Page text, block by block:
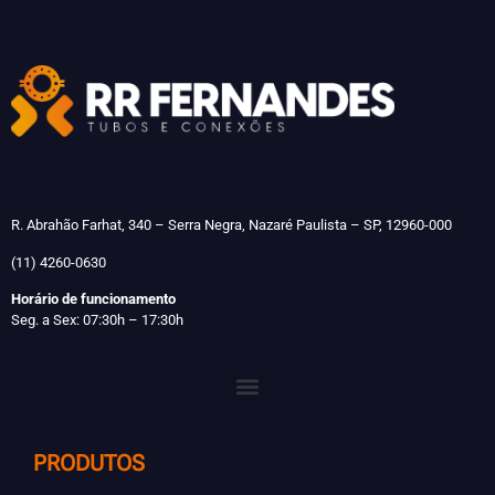
R. Abrahão Farhat, 340 – Serra Negra, Nazaré Paulista – SP, 12960-000
(11) 4260-0630
Horário de funcionamento
Seg. a Sex: 07:30h – 17:30h
PRODUTOS